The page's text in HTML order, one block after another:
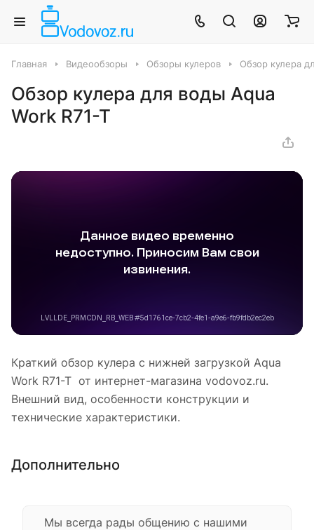
Главная Видеообзоры Обзоры кулеров Обзор кулера
Обзор кулера для воды Aqua
Work R71-T
Краткий обзор кулера с нижней загрузкой Aqua
Work R71-T от интернет-магазина vodovoz.ru.
Внешний вид, особенности конструкции и
технические характеристики.
Дополнительно
Мы всегда рады общению с нашими